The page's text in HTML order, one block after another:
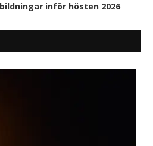
inför hösten 2026